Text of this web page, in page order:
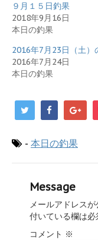
９月１５日釣果
2018年9月16日
本日の釣果
2016年7月23日（土）
2016年7月24日
本日の釣果
- 本日の釣果
Message
メールアドレスが
付いている欄は必
コメント ※